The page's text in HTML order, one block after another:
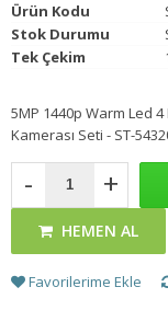
Ürün Kodu
Stok Durumu
Tek Çekim
5MP 1440p Warm Led
Kamerası Seti - ST-
- +
HEMEN AL
Favorilerime Ekle